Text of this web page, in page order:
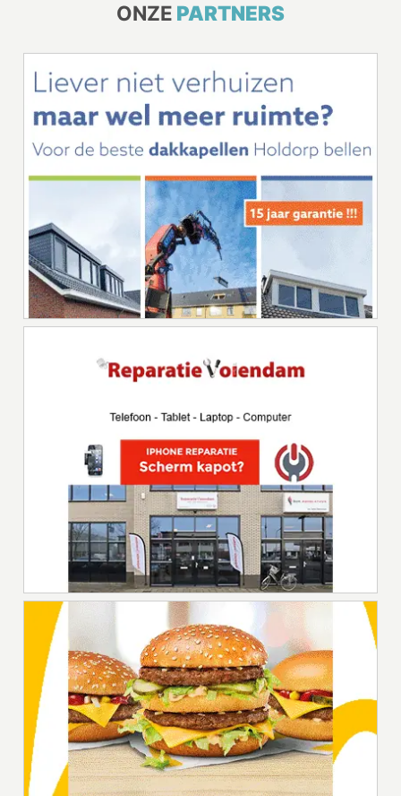
ONZE PARTNERS